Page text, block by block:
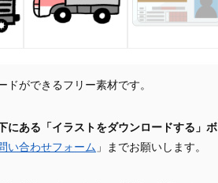
ドができるフリー素材です。
にある「イラストをダウンロードする」ボ
い合わせフォーム 」までお願いします。